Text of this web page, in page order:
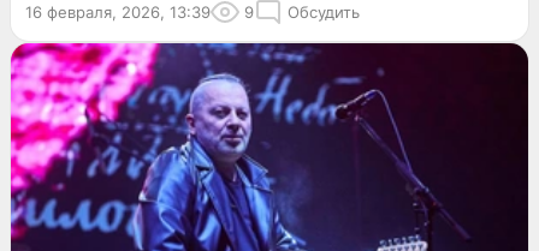
16 февраля, 2026, 13:39 9 Обсудить